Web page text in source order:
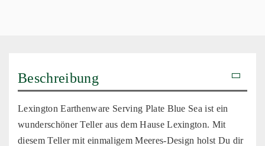
Beschreibung
Lexington Earthenware Serving Plate Blue Sea ist ein
wunderschöner Teller aus dem Hause Lexington. Mit
diesem Teller mit einmaligem Meeres-Design holst Du dir